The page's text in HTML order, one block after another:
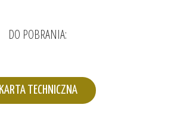
KARTA TECHNICZNA
DO POBRANIA: